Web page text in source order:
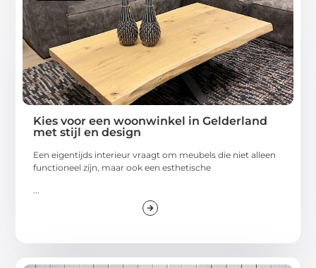
Kies voor een woonwinkel in Gelderland
met stijl en design
Een eigentijds interieur vraagt om meubels die niet alleen
functioneel zijn, maar ook een esthetische
...